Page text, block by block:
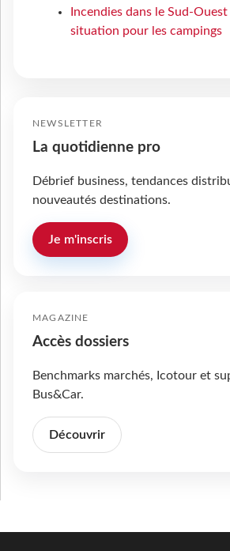
Incendies dans le Sud-
situation pour les campings
NEWSLETTER
La quotidienne pro
Débrief business, tendances
nouveautés destinations.
Je m'inscris
MAGAZINE
Accès dossiers
Benchmarks marchés, Icotour et
Bus&Car.
Découvrir